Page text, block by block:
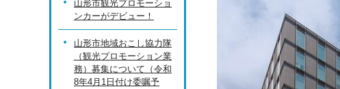
山形市観光プロモーショ
ンカーがデビュー！
山形市地域おこし協力隊
（観光プロモーション業
務）募集について（令和
8年4月1日付け委嘱予